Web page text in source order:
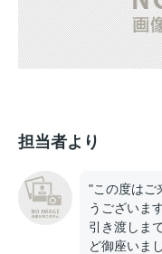
担当者より
"この度はご
うございま
引き渡しま
ど御座いま